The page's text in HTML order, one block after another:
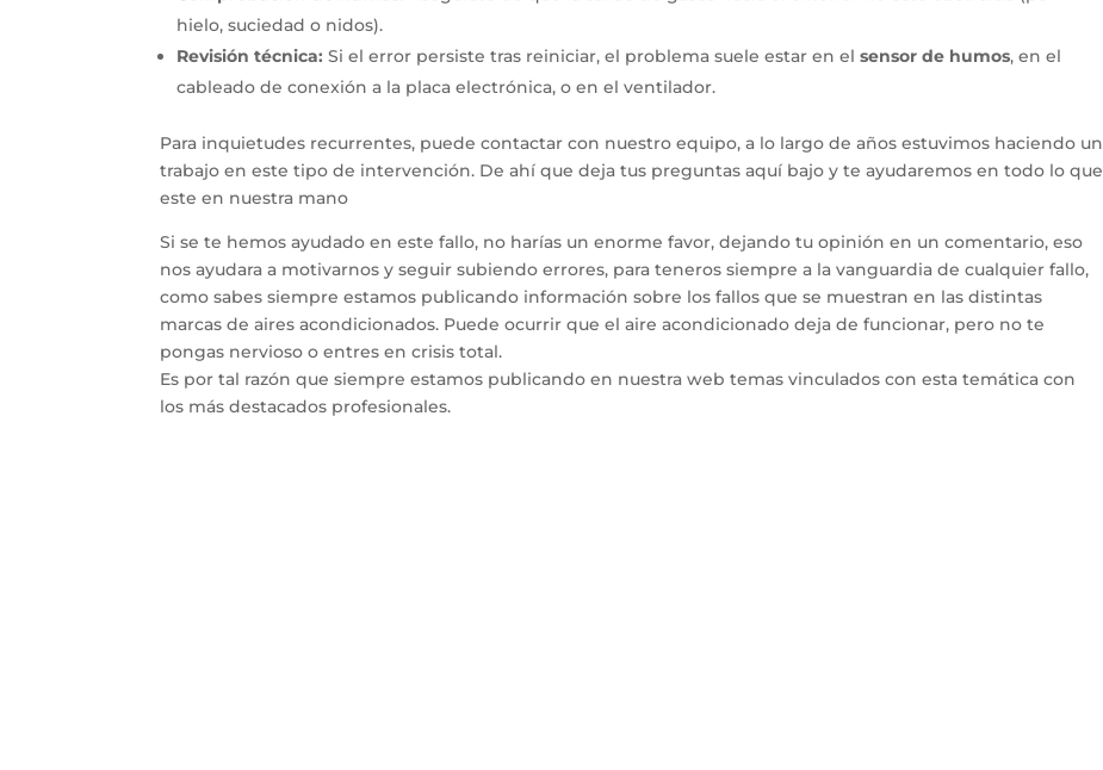
hielo, suciedad o nidos).
Revisión técnica: Si el error persiste tras reiniciar, el problema suele estar en elsensor de humos, en el
cableado de conexión a la placa electrónica, o en el ventilador.
Para inquietudes recurrentes, puede contactar con nuestro equipo, a lo largo de años estuvimos haciendo un
trabajo en este tipo de intervención. De ahí que deja tus preguntas aquí bajo y te ayudaremos en todo lo que
este en nuestra mano
Si se te hemos ayudado en este fallo, no harías un enorme favor, dejando tu opinión en un comentario, eso
nos ayudara a motivarnos y seguir subiendo errores, para teneros siempre a la vanguardia de cualquier fallo,
como sabes siempre estamos publicando información sobre los fallos que se muestran en las distintas
marcas de aires acondicionados. Puede ocurrir que el aire acondicionado deja de funcionar, pero no te
pongas nervioso o entres en crisis total.
Es por tal razón que siempre estamos publicando en nuestra web temas vinculados con esta temática con
los más destacados profesionales.